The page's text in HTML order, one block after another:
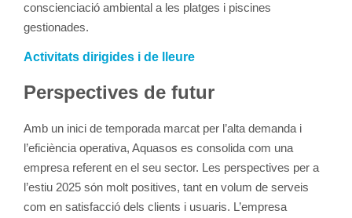
conscienciació ambiental a les platges i piscines
gestionades.
Activitats dirigides i de lleure
Perspectives de futur
Amb un inici de temporada marcat per l’alta demanda i
l’eficiència operativa, Aquasos es consolida com una
empresa referent en el seu sector. Les perspectives per a
l’estiu 2025 són molt positives, tant en volum de serveis
com en satisfacció dels clients i usuaris. L’empresa